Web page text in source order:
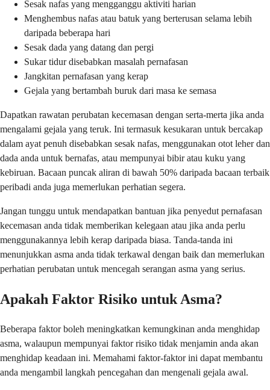
Sesak nafas yang mengganggu aktiviti harian
Menghembus nafas atau batuk yang berterusan selama lebih
daripada beberapa hari
Sesak dada yang datang dan pergi
Sukar tidur disebabkan masalah pernafasan
Jangkitan pernafasan yang kerap
Gejala yang bertambah buruk dari masa ke semasa
Dapatkan rawatan perubatan kecemasan dengan serta-merta jika anda
mengalami gejala yang teruk. Ini termasuk kesukaran untuk bercakap
dalam ayat penuh disebabkan sesak nafas, menggunakan otot leher dan
dada anda untuk bernafas, atau mempunyai bibir atau kuku yang
kebiruan. Bacaan puncak aliran di bawah 50% daripada bacaan terbaik
peribadi anda juga memerlukan perhatian segera.
Jangan tunggu untuk mendapatkan bantuan jika penyedut pernafasan
kecemasan anda tidak memberikan kelegaan atau jika anda perlu
menggunakannya lebih kerap daripada biasa. Tanda-tanda ini
menunjukkan asma anda tidak terkawal dengan baik dan memerlukan
perhatian perubatan untuk mencegah serangan asma yang serius.
Apakah Faktor Risiko untuk Asma?
Beberapa faktor boleh meningkatkan kemungkinan anda menghidap
asma, walaupun mempunyai faktor risiko tidak menjamin anda akan
menghidap keadaan ini. Memahami faktor-faktor ini dapat membantu
anda mengambil langkah pencegahan dan mengenali gejala awal.